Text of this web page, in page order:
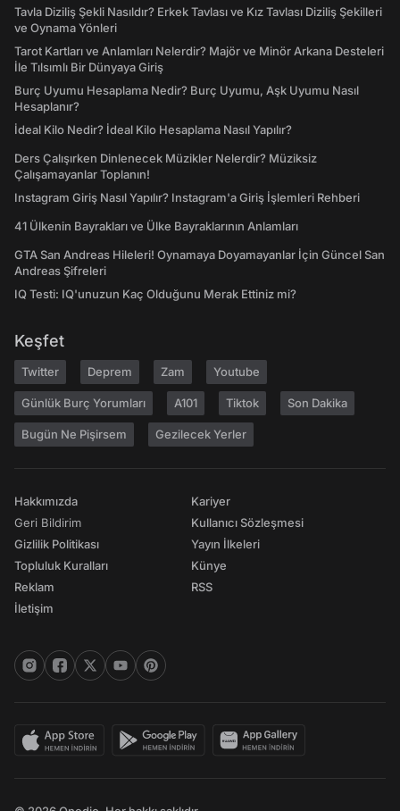
Tavla Diziliş Şekli Nasıldır? Erkek Tavlası ve Kız Tavlası Diziliş Şekilleri
ve Oynama Yönleri
Tarot Kartları ve Anlamları Nelerdir? Majör ve Minör Arkana Desteleri
İle Tılsımlı Bir Dünyaya Giriş
Burç Uyumu Hesaplama Nedir? Burç Uyumu, Aşk Uyumu Nasıl
Hesaplanır?
İdeal Kilo Nedir? İdeal Kilo Hesaplama Nasıl Yapılır?
Ders Çalışırken Dinlenecek Müzikler Nelerdir? Müziksiz
Çalışamayanlar Toplanın!
Instagram Giriş Nasıl Yapılır? Instagram'a Giriş İşlemleri Rehberi
41 Ülkenin Bayrakları ve Ülke Bayraklarının Anlamları
GTA San Andreas Hileleri! Oynamaya Doyamayanlar İçin Güncel San
Andreas Şifreleri
IQ Testi: IQ'unuzun Kaç Olduğunu Merak Ettiniz mi?
Keşfet
Twitter Deprem Zam Youtube
Günlük Burç Yorumları A101 Tiktok Son Dakika
Bugün Ne Pişirsem Gezilecek Yerler
Hakkımızda
Geri Bildirim
Gizlilik Politikası
Topluluk Kuralları
Reklam
İletişim
Kariyer
Kullanıcı Sözleşmesi
Yayın İlkeleri
Künye
RSS